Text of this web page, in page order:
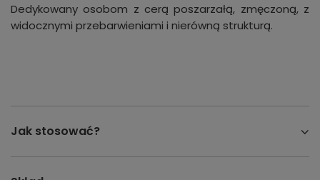
Dedykowany osobom z cerą poszarzałą, zmęczoną, z
widocznymi przebarwieniami i nierówną strukturą.
Jak stosować?